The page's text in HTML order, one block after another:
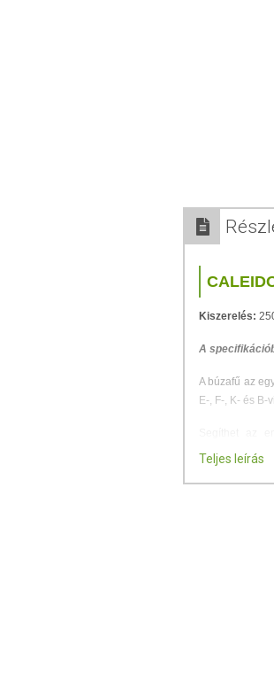
Kiszerelés:
A
A búzafű az
E-, F-, K- és
segítheti a
Teljes leírás